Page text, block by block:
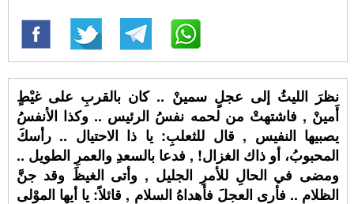
نظرَ الليثُ إلى عجلٍ سمينْ .. كان بالقربِ على غيْطٍ
أَمينْ , فاشتهتْ من لحمه نفسُ الرئيس .. وكذا الأنفسُ
يصبيها النفيس , قال للثعلبِ: يا ذا الاحتيال .. رأسكَ
المحبوبُ، أو ذاك الغزال! , فدعا بالسعدِ والعمرِ الطويل ..
ومضى في الحالِ للأمرِ الجليل , وأتى الغيظَ وقد جنَّ
الظلام .. فأرى العجلَ فأهداهُ السلام , قائلاً: يا أيها الموْلى